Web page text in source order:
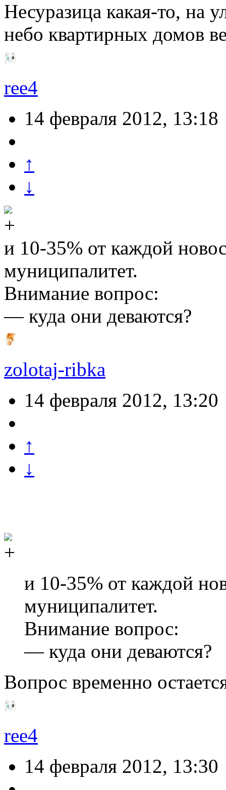
Несуразица какая-то,
небо квартирных домов
ree4
14 февраля 2012, 13:18
↑
↓
и 10-35% от каждой
муниципалитет.
Внимание вопрос:
— куда они деваются?
zolotaj-ribka
14 февраля 2012, 13:20
↑
↓
и 10-35% от каждой
муниципалитет.
Внимание вопрос:
— куда они деваются?
Вопрос временно
ree4
14 февраля 2012, 13:30